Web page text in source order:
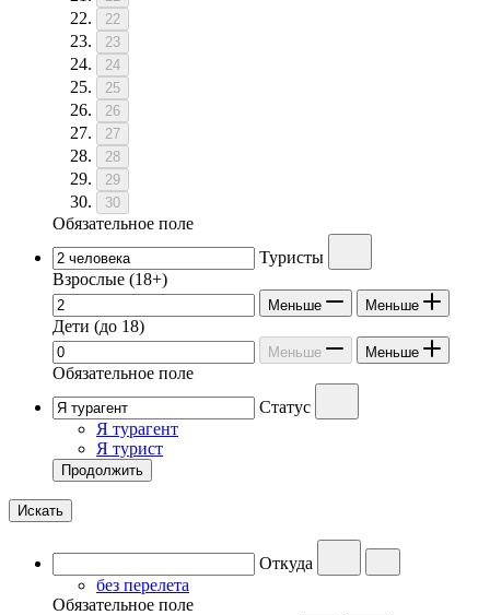
22
23
24
25
26
27
28
29
30
Обязательное поле
Туристы
Взрослые (18+)
Меньше Меньше
Дети (до 18)
Меньше Меньше
Обязательное поле
Статус
Я турагент
Я турист
Продолжить
Искать
Откуда
без перелета
Обязательное поле